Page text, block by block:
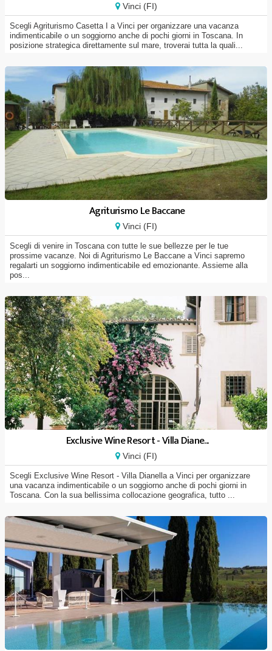
Vinci (FI)
Scegli Agriturismo Casetta I a Vinci per organizzare una vacanza
indimenticabile o un soggiorno anche di pochi giorni in Toscana. In
posizione strategica direttamente sul mare, troverai tutta la quali...
Agriturismo Le Baccane
Vinci (FI)
Scegli di venire in Toscana con tutte le sue bellezze per le tue
prossime vacanze. Noi di Agriturismo Le Baccane a Vinci sapremo
regalarti un soggiorno indimenticabile ed emozionante. Assieme alla
pos...
Exclusive Wine Resort - Villa Diane...
Vinci (FI)
Scegli Exclusive Wine Resort - Villa Dianella a Vinci per organizzare
una vacanza indimenticabile o un soggiorno anche di pochi giorni in
Toscana. Con la sua bellissima collocazione geografica, tutto ...